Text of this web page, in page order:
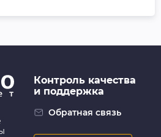
Контроль качества
и поддержка
Обратная связь